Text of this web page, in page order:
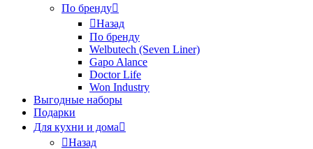
По бренду
Назад
По бренду
Welbutech (Seven Liner)
Gapo Alance
Doctor Life
Won Industry
Выгодные наборы
Подарки
Для кухни и дома
Назад